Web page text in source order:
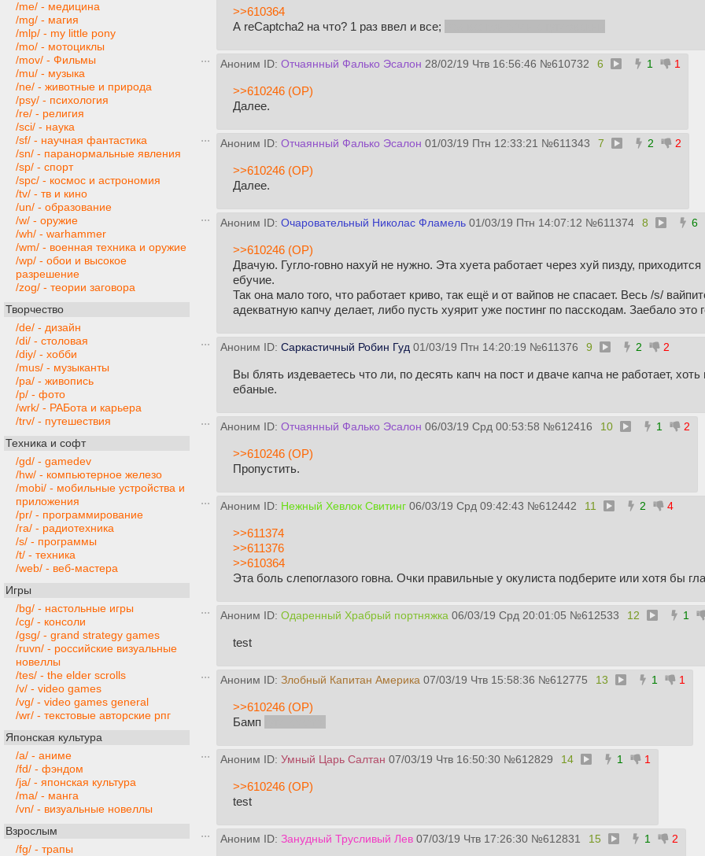
/me/ - медицина
/mg/ - магия
/mlp/ - my little pony
/mo/ - мотоциклы
/mov/ - Фильмы
/mu/ - музыка
/ne/ - животные и природа
/psy/ - психология
/re/ - религия
/sci/ - наука
/sf/ - научная фантастика
/sn/ - паранормальные явления
/sp/ - спорт
/spc/ - космос и астрономия
/tv/ - тв и кино
/un/ - образование
/w/ - оружие
/wh/ - warhammer
/wm/ - военная техника и оружие
/wp/ - обои и высокое
разрешение
/zog/ - теории заговора
Творчество
/de/ - дизайн
/di/ - столовая
/diy/ - хобби
/mus/ - музыканты
/pa/ - живопись
/p/ - фото
/wrk/ - РАБота и карьера
/trv/ - путешествия
Техника и софт
/gd/ - gamedev
/hw/ - компьютерное железо
/mobi/ - мобильные устройства и
приложения
/pr/ - программирование
/ra/ - радиотехника
/s/ - программы
/t/ - техника
/web/ - веб-мастера
Игры
/bg/ - настольные игры
/cg/ - консоли
/gsg/ - grand strategy games
/ruvn/ - российские визуальные
новеллы
/tes/ - the elder scrolls
/v/ - video games
/vg/ - video games general
/wr/ - текстовые авторские рпг
Японская культура
/a/ - аниме
/fd/ - фэндом
/ja/ - японская культура
/ma/ - манга
/vn/ - визуальные новеллы
Взрослым
/fg/ - трапы
>>610364
А reCaptcha2 на что? 1 раз ввел и все;
Аноним ID: Отчаянный Фалько Эсалон 28/02/19 Чтв 16:56:46 №610732 6 1 1
>>610246 (OP)
Далее.
Аноним ID: Отчаянный Фалько Эсалон 01/03/19 Птн 12:33:21 №611343 7 2 2
>>610246 (OP)
Далее.
Аноним ID: Очаровательный Николас Фламель 01/03/19 Птн 14:07:12 №611374 8 6
>>610246 (OP)
Двачую. Гугло-говно нахуй не нужно. Эта хуета работает через хуй пизду,
ебучие.
Так она мало того, что работает криво, так ещё и от вайпов не спасает. Весь /s/
адекватную капчу делает, либо пусть хуярит уже постинг по пасскодам. Заебало это
Аноним ID: Саркастичный Робин Гуд 01/03/19 Птн 14:20:19 №611376 9 2 2
Вы блять издеваетесь что ли, по десять капч на пост и дваче капча не работает,
ебаные.
Аноним ID: Отчаянный Фалько Эсалон 06/03/19 Срд 00:53:58 №612416 10 1 2
>>610246 (OP)
Пропустить.
Аноним ID: Нежный Хевлок Свитинг 06/03/19 Срд 09:42:43 №612442 11 2 4
>>611374
>>611376
>>610364
Эта боль слепоглазого говна. Очки правильные у окулиста подберите или хотя бы
Аноним ID: Одаренный Храбрый портняжка 06/03/19 Срд 20:01:05 №612533 12 1
test
Аноним ID: Злобный Капитан Америка 07/03/19 Чтв 15:58:36 №612775 13 1 1
>>610246 (OP)
Бамп
Аноним ID: Умный Царь Салтан 07/03/19 Чтв 16:50:30 №612829 14 1 1
>>610246 (OP)
test
Аноним ID: Занудный Трусливый Лев 07/03/19 Чтв 17:26:30 №612831 15 1 2